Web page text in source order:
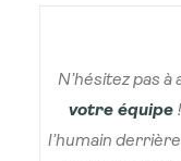
N’hésitez pas à
votre équipe!
l’humain